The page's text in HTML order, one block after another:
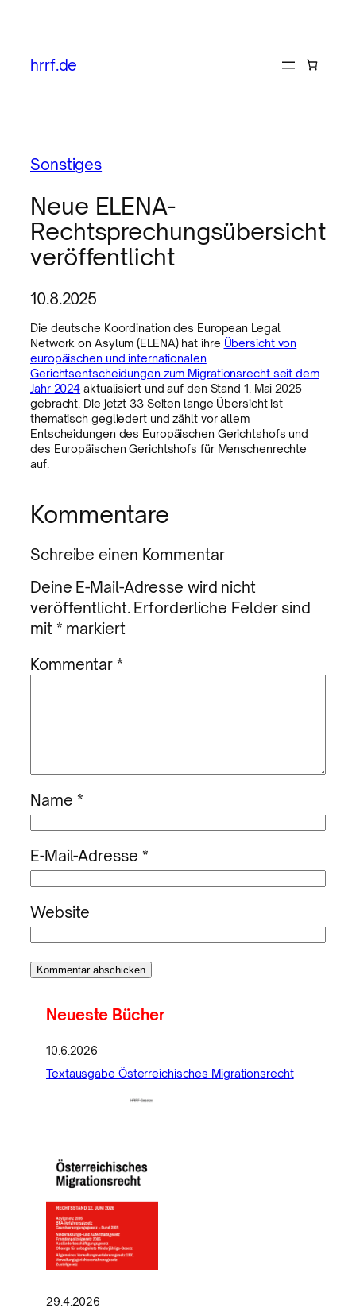
hrrf.de
Sonstiges
Neue ELENA-
Rechtsprechungsübersicht
veröffentlicht
10.8.2025
Die deutsche Koordination des European Legal
Network on Asylum (ELENA) hat ihre Übersicht von
europäischen und internationalen
Gerichtsentscheidungen zum Migrationsrecht seit dem
Jahr 2024 aktualisiert und auf den Stand 1. Mai 2025
gebracht. Die jetzt 33 Seiten lange Übersicht ist
thematisch gegliedert und zählt vor allem
Entscheidungen des Europäischen Gerichtshofs und
des Europäischen Gerichtshofs für Menschenrechte
auf.
Kommentare
Schreibe einen Kommentar
Deine E-Mail-Adresse wird nicht
veröffentlicht. Erforderliche Felder sind
mit * markiert
Kommentar*
Name *
E-Mail-Adresse *
Website
Neueste Bücher
10.6.2026
Textausgabe Österreichisches Migrationsrecht
29.4.2026